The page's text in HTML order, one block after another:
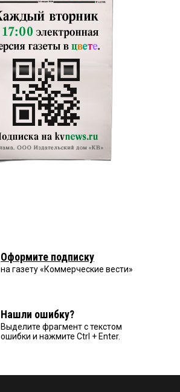
Оформите подписку
на газету «Коммерческие вести»
Нашли ошибку?
Выделите фрагмент с текстом
ошибки и нажмите Ctrl + Enter.